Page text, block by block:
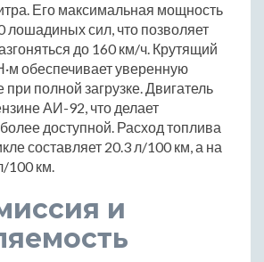
Его максимальная мощность
лошадиных сил, что позволяет
до 160 км/ч. Крутящий
обеспечивает уверенную
полной загрузке. Двигатель
АИ-92, что делает
доступной. Расход топлива
составляет 20.3 л/100 км, а на
100 км.
и